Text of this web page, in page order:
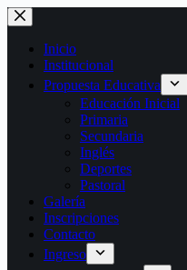
Saltar
al
contenido
Inicio
Institucional
Propuesta Educativa
Educación Inicial
Primaria
Secundaria
Inglés
Deportes
Pastoral
Galería
Inscripciones
Contacto
Ingreso